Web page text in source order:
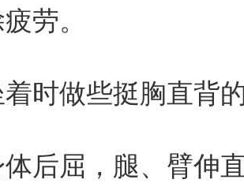
劳。
做些挺胸直背的
屈，腿、臂伸直